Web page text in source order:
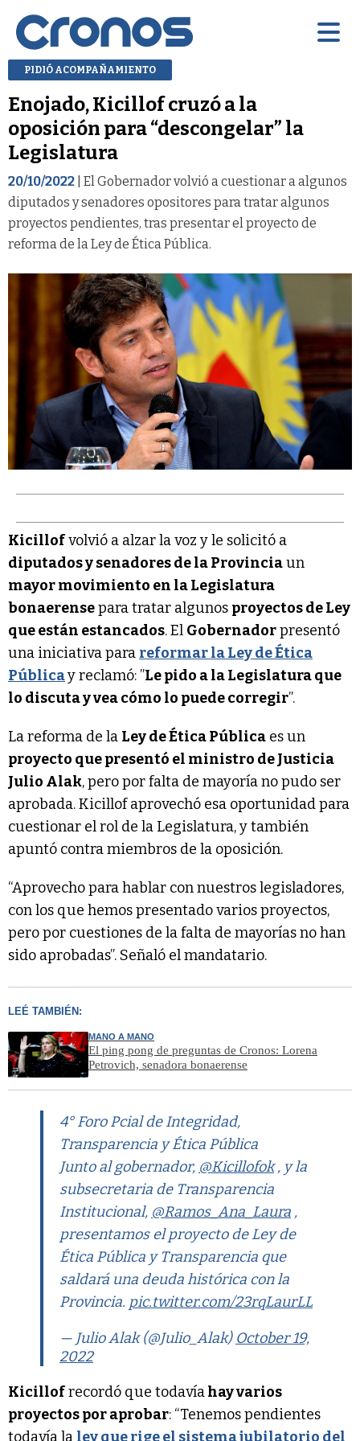
PIDIÓ ACOMPAÑAMIENTO
Enojado, Kicillof cruzó a la
oposición para “descongelar” la
Legislatura
20/10/2022 | El Gobernador volvió a cuestionar a algunos
diputados y senadores opositores para tratar algunos
proyectos pendientes, tras presentar el proyecto de
reforma de la Ley de Ética Pública.
Kicillofvolvió a alzar la voz y le solicitó a
diputados y senadores de la Provinciaun
mayor movimiento en la Legislatura
bonaerensepara tratar algunos proyectos de Ley
que están estancados. El Gobernadorpresentó
una iniciativa para reformar la Ley de Ética
Públicay reclamó: ”Le pido a la Legislatura que
lo discuta y vea cómo lo puede corregir”.
La reforma de la Ley de Ética Pública es un
proyecto que presentó el ministro de Justicia
Julio Alak, pero por falta de mayoría no pudo ser
aprobada. Kicillof aprovechó esa oportunidad para
cuestionar el rol de la Legislatura, y también
apuntó contra miembros de la oposición.
“Aprovecho para hablar con nuestros legisladores,
con los que hemos presentado varios proyectos,
pero por cuestiones de la falta de mayorías no han
sido aprobadas”. Señaló el mandatario.
LEÉ TAMBIÉN:
MANO A MANO
El ping pong de preguntas de Cronos: Lorena
Petrovich, senadora bonaerense
4° Foro Pcial de Integridad,
Transparencia y Ética Pública
Junto al gobernador, @Kicillofok, y la
subsecretaria de Transparencia
Institucional, @Ramos_Ana_Laura ,
presentamos el proyecto de Ley de
Ética Pública y Transparencia que
saldará una deuda histórica con la
Provincia. pic.twitter.com/23rqLaurLL
— Julio Alak (@Julio_Alak) October 19,
2022
Kicillofrecordó que todavíahay varios
proyectos por aprobar: “Tenemos pendientes
todavía la ley que rige el sistema jubilatorio del